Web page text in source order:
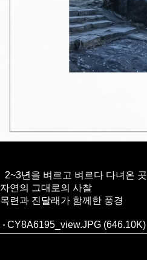
2~3년을 벼르고 벼르다 다녀온 곳
자연의 그대로의 사찰
목련과 진달래가 함께한 풍경
CY8A6195_view.JPG (646.10K)